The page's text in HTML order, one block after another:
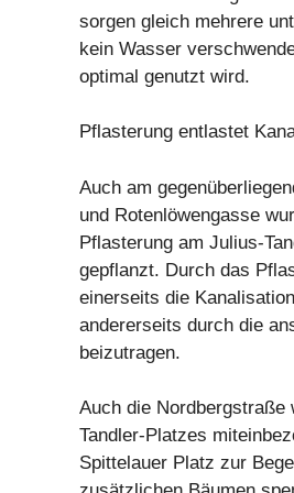
sorgen gleich mehrere
kein Wasser
optimal genutzt wird.
Pflasterung entlastet
Auch am
und Rotenlöwengasse
Pflasterung am Julius-
gepflanzt. Durch das
einerseits die
andererseits durch die
beizutragen.
Auch die Nordbergstraße
Tandler-Platzes
Spittelauer Platz zur